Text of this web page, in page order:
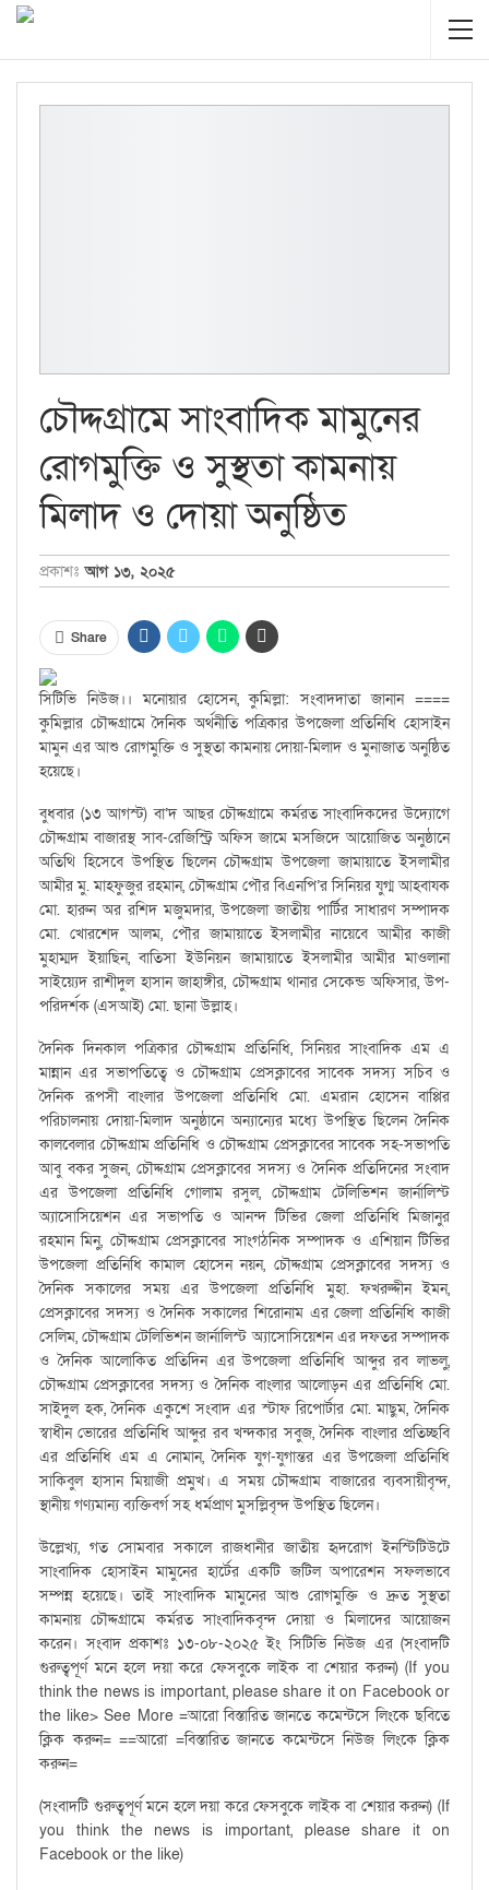
চৌদ্দগ্রামে সাংবাদিক মামুনের
রোগমুক্তি ও সুস্থতা কামনায়
মিলাদ ও দোয়া অনুষ্ঠিত
প্রকাশঃ আগ ১৩, ২০২৫
Share
সিটিভি নিউজ।। মনোয়ার হোসেন, কুমিল্লা: সংবাদদাতা জানান ====
কুমিল্লার চৌদ্দগ্রামে দৈনিক অর্থনীতি পত্রিকার উপজেলা প্রতিনিধি হোসাইন
মামুন এর আশু রোগমুক্তি ও সুস্থতা কামনায় দোয়া-মিলাদ ও মুনাজাত অনুষ্ঠিত
হয়েছে।
বুধবার (১৩ আগস্ট) বা’দ আছর চৌদ্দগ্রামে কর্মরত সাংবাদিকদের উদ্যোগে
চৌদ্দগ্রাম বাজারস্থ সাব-রেজিস্ট্রি অফিস জামে মসজিদে আয়োজিত অনুষ্ঠানে
অতিথি হিসেবে উপস্থিত ছিলেন চৌদ্দগ্রাম উপজেলা জামায়াতে ইসলামীর
আমীর মু. মাহফুজুর রহমান, চৌদ্দগ্রাম পৌর বিএনপি’র সিনিয়র যুগ্ম আহবাযক
মো. হারুন অর রশিদ মজুমদার, উপজেলা জাতীয় পার্টির সাধারণ সম্পাদক
মো. খোরশেদ আলম, পৌর জামায়াতে ইসলামীর নায়েবে আমীর কাজী
মুহাম্মদ ইয়াছিন, বাতিসা ইউনিয়ন জামায়াতে ইসলামীর আমীর মাওলানা
সাইয়্যেদ রাশীদুল হাসান জাহাঙ্গীর, চৌদ্দগ্রাম থানার সেকেন্ড অফিসার, উপ-
পরিদর্শক (এসআই) মো. ছানা উল্লাহ।
দৈনিক দিনকাল পত্রিকার চৌদ্দগ্রাম প্রতিনিধি, সিনিয়র সাংবাদিক এম এ
মান্নান এর সভাপতিত্বে ও চৌদ্দগ্রাম প্রেসক্লাবের সাবেক সদস্য সচিব ও
দৈনিক রূপসী বাংলার উপজেলা প্রতিনিধি মো. এমরান হোসেন বাপ্পির
পরিচালনায় দোয়া-মিলাদ অনুষ্ঠানে অন্যান্যের মধ্যে উপস্থিত ছিলেন দৈনিক
কালবেলার চৌদ্দগ্রাম প্রতিনিধি ও চৌদ্দগ্রাম প্রেসক্লাবের সাবেক সহ-সভাপতি
আবু বকর সুজন, চৌদ্দগ্রাম প্রেসক্লাবের সদস্য ও দৈনিক প্রতিদিনের সংবাদ
এর উপজেলা প্রতিনিধি গোলাম রসুল, চৌদ্দগ্রাম টেলিভিশন জার্নালিস্ট
অ্যাসোসিয়েশন এর সভাপতি ও আনন্দ টিভির জেলা প্রতিনিধি মিজানুর
রহমান মিনু, চৌদ্দগ্রাম প্রেসক্লাবের সাংগঠনিক সম্পাদক ও এশিয়ান টিভির
উপজেলা প্রতিনিধি কামাল হোসেন নয়ন, চৌদ্দগ্রাম প্রেসক্লাবের সদস্য ও
দৈনিক সকালের সময় এর উপজেলা প্রতিনিধি মুহা. ফখরুদ্দীন ইমন,
প্রেসক্লাবের সদস্য ও দৈনিক সকালের শিরোনাম এর জেলা প্রতিনিধি কাজী
সেলিম, চৌদ্দগ্রাম টেলিভিশন জার্নালিস্ট অ্যাসোসিয়েশন এর দফতর সম্পাদক
ও দৈনিক আলোকিত প্রতিদিন এর উপজেলা প্রতিনিধি আব্দুর রব লাভলু,
চৌদ্দগ্রাম প্রেসক্লাবের সদস্য ও দৈনিক বাংলার আলোড়ন এর প্রতিনিধি মো.
সাইদুল হক, দৈনিক একুশে সংবাদ এর স্টাফ রিপোর্টার মো. মাছুম, দৈনিক
স্বাধীন ভোরের প্রতিনিধি আব্দুর রব খন্দকার সবুজ, দৈনিক বাংলার প্রতিচ্ছবি
এর প্রতিনিধি এম এ নোমান, দৈনিক যুগ-যুগান্তর এর উপজেলা প্রতিনিধি
সাকিবুল হাসান মিয়াজী প্রমুখ। এ সময় চৌদ্দগ্রাম বাজারের ব্যবসায়ীবৃন্দ,
স্থানীয় গণ্যমান্য ব্যক্তিবর্গ সহ ধর্মপ্রাণ মুসল্লিবৃন্দ উপস্থিত ছিলেন।
উল্লেখ্য, গত সোমবার সকালে রাজধানীর জাতীয় হৃদরোগ ইনস্টিটিউটে
সাংবাদিক হোসাইন মামুনের হার্টের একটি জটিল অপারেশন সফলভাবে
সম্পন্ন হয়েছে। তাই সাংবাদিক মামুনের আশু রোগমুক্তি ও দ্রুত সুস্থতা
কামনায় চৌদ্দগ্রামে কর্মরত সাংবাদিকবৃন্দ দোয়া ও মিলাদের আয়োজন
করেন। সংবাদ প্রকাশঃ ১৩-০৮-২০২৫ ইং সিটিভি নিউজ এর (সংবাদটি
গুরুত্বপূর্ণ মনে হলে দয়া করে ফেসবুকে লাইক বা শেয়ার করুন) (If you
think the news is important, please share it on Facebook or
the like> See More =আরো বিস্তারিত জানতে কমেন্টসে লিংকে ছবিতে
ক্লিক করুন= ==আরো =বিস্তারিত জানতে কমেন্টসে নিউজ লিংকে ক্লিক
করুন=
(সংবাদটি গুরুত্বপূর্ণ মনে হলে দয়া করে ফেসবুকে লাইক বা শেয়ার করুন) (If
you think the news is important, please share it on
Facebook or the like)